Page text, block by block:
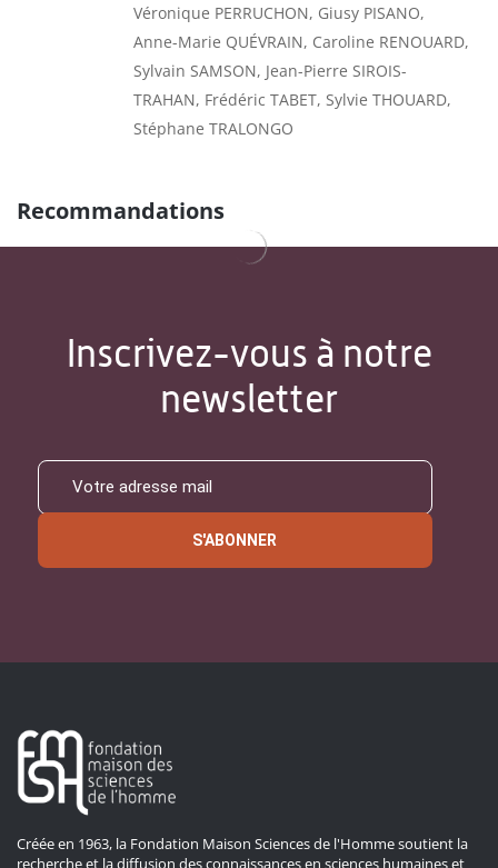
Véronique PERRUCHON, Giusy PISANO,
Anne-Marie QUÉVRAIN, Caroline RENOUARD,
Sylvain SAMSON, Jean-Pierre SIROIS-
TRAHAN, Frédéric TABET, Sylvie THOUARD,
Stéphane TRALONGO
Recommandations
Inscrivez-vous à notre
newsletter
S'ABONNER
Créée en 1963, la Fondation Maison Sciences de l'Homme soutient la
recherche et la diffusion des connaissances en sciences humaines et